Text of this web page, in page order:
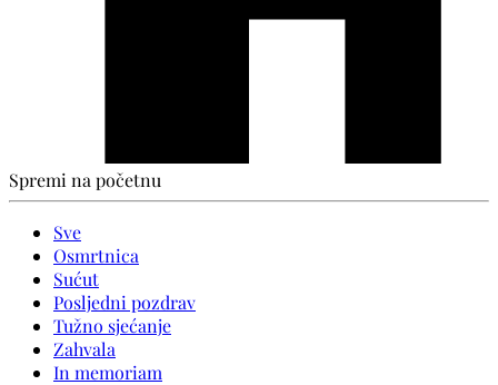
Spremi na početnu
Sve
Osmrtnica
Sućut
Posljedni pozdrav
Tužno sjećanje
Zahvala
In memoriam